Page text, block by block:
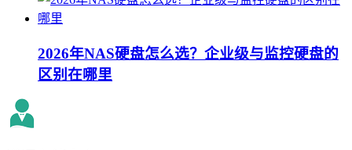
2026年NAS硬盘怎么选？企业级与监控硬盘的
区别在哪里